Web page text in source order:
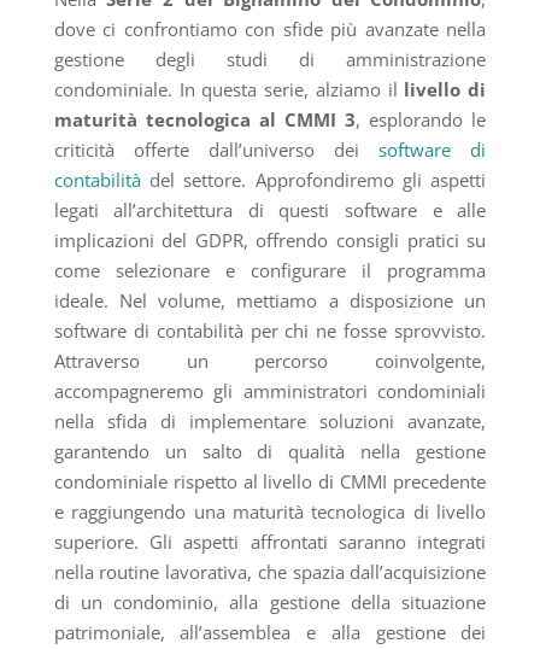
dove ci confrontiamo con sfide più avanzate nella
gestione degli studi di amministrazione
condominiale. In questa serie, alziamo il livello di
maturità tecnologica al CMMI 3, esplorando le
criticità offerte dall’universo deisoftware di
contabilitàdel settore. Approfondiremo gli aspetti
legati all’architettura di questi software e alle
implicazioni del GDPR, offrendo consigli pratici su
come selezionare e configurare il programma
ideale. Nel volume, mettiamo a disposizione un
software di contabilità per chi ne fosse sprovvisto.
Attraverso un percorso coinvolgente,
accompagneremo gli amministratori condominiali
nella sfida di implementare soluzioni avanzate,
garantendo un salto di qualità nella gestione
condominiale rispetto al livello di CMMI precedente
e raggiungendo una maturità tecnologica di livello
superiore. Gli aspetti affrontati saranno integrati
nella routine lavorativa, che spazia dall’acquisizione
di un condominio, alla gestione della situazione
patrimoniale, all’assemblea e alla gestione dei